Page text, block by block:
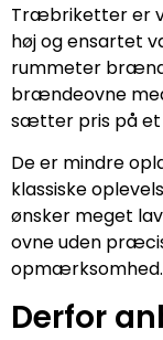
Træbriketter er
høj og ensartet
rummeter
brændeovne
sætter pris på et
De er mindre
klassiske
ønsker meget
ovne uden
opmærksomhed.
Derfor